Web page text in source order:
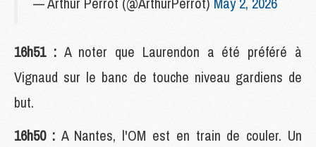
16h51 : A noter que Laurendon a été préféré à
Vignaud sur le banc de touche niveau gardiens de
but.
16h50 : A Nantes, l'OM est en train de couler. Un